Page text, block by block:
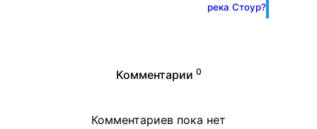
река Стоур?
Комментарии 0
Комментариев пока нет